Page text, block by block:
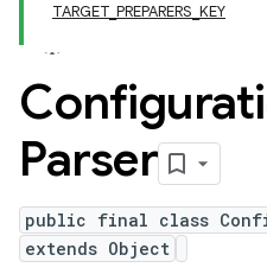
TARGET_PREPARERS_KEY
Parser
public final class
extends Object